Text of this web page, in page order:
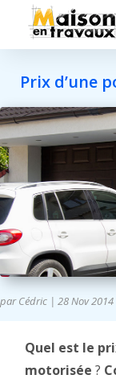
Prix d’une
parCédric | 28 Nov 2014
Quel est le
motorisée ?